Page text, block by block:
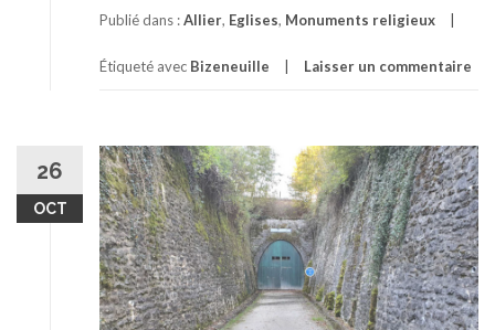
Publié dans :Allier, Eglises, Monuments religieux
Étiqueté avec Bizeneuille Laisser un commentaire
26
OCT